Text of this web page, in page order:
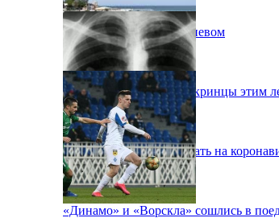
Пожар на свалке под Киевом
Куда поедут отдыхать укринцы этим
В Киеве будут тестировать на
«Динамо» и «Ворскла» сошлись в